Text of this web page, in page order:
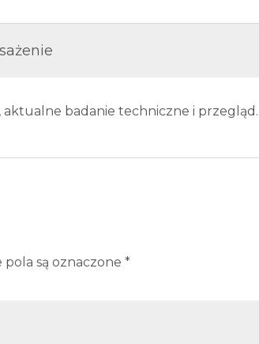
badanie techniczne i przegląd.
są oznaczone *